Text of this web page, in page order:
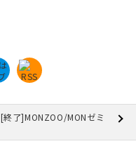
[終了]MONZOO/MONゼミ